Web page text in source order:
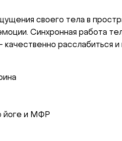
нами связаться,
своего тела в
Синхронная работа
расслабиться
йоге и МФР